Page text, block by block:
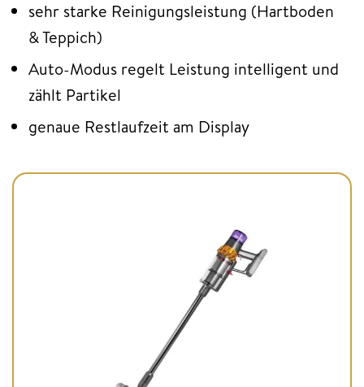
sehr starke Reinigungsleistung (Hartboden
& Teppich)
Auto-Modus regelt Leistung intelligent und
zählt Partikel
genaue Restlaufzeit am Display